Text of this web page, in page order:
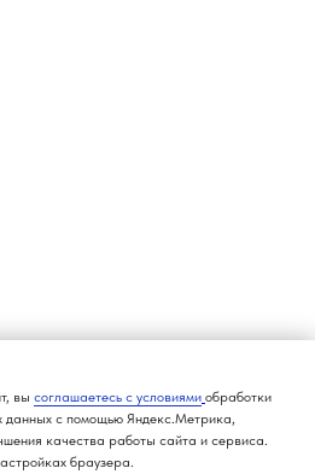
вы соглашаетесь с условиями обработки
данных с помощью Яндекс.Метрика,
качества работы сайта и сервиса.
браузера.